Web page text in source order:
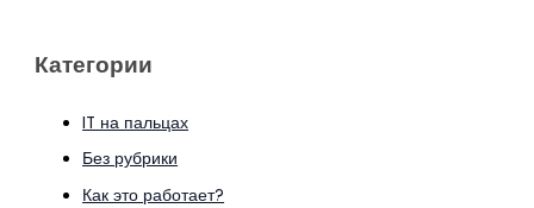
Категории
IT на пальцах
Без рубрики
Как это работает?